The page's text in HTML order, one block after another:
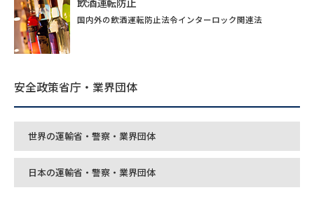
国内外の飲酒運転防止法令インターロック関連法
安全政策省庁・業界団体
世界の運輸省・警察・業界団体
日本の運輸省・警察・業界団体